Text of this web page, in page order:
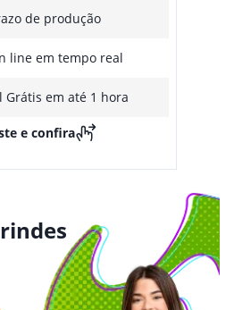
de produção
line em tempo real
Grátis em até 1 hora
e confira